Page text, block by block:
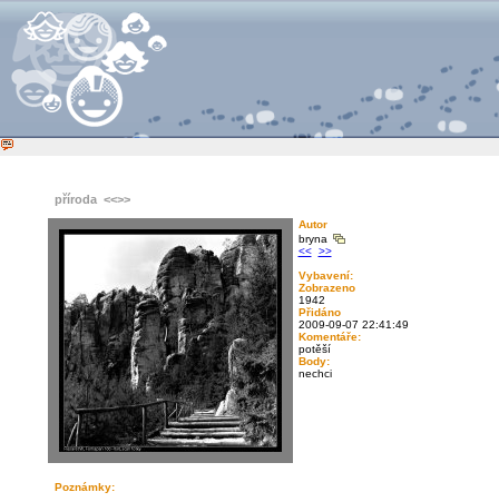
příroda <<>>
Autor
bryna
<< >>
Vybavení:
Zobrazeno
1942
Přidáno
2009-09-07 22:41:49
Komentáře:
potěší
Body:
nechci
Poznámky: